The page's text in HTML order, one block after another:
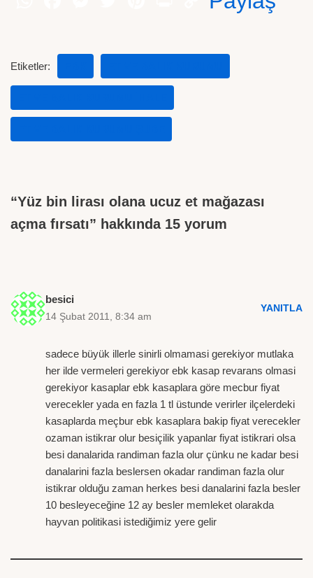
Etiketler:
“Yüz bin lirası olana ucuz et mağazası
açma fırsatı” hakkında 15 yorum
besici
14 Şubat 2011, 8:34 am
YANITLA
sadece büyük illerle sinirli olmamasi gerekiyor mutlaka
her ilde vermeleri gerekiyor ebk kasap revarans olmasi
gerekiyor kasaplar ebk kasaplara göre mecbur fiyat
verecekler yada en fazla 1 tl üstunde verirler ilçelerdeki
kasaplarda meçbur ebk kasaplara bakip fiyat verecekler
ozaman istikrar olur besiçilik yapanlar fiyat istikrari olsa
besi danalarida randiman fazla olur çünku ne kadar besi
danalarini fazla beslersen okadar randiman fazla olur
istikrar olduğu zaman herkes besi danalarini fazla besler
10 besleyeceğine 12 ay besler memleket olarakda
hayvan politikasi istediğimiz yere gelir